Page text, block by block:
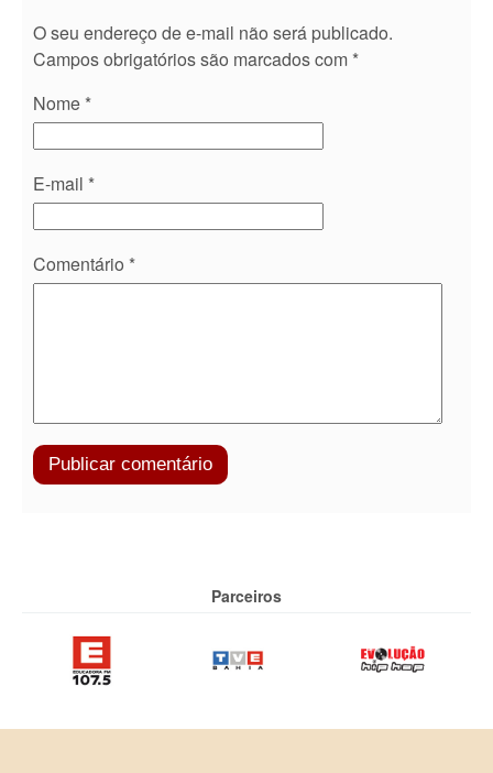
O seu endereço de e-mail não será publicado.
Campos obrigatórios são marcados com *
Nome *
E-mail *
Comentário *
Parceiros